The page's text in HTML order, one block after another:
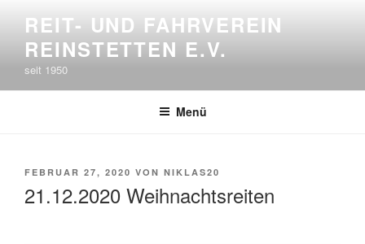
springen
REIT- UND FAHRVEREIN
REINSTETTEN E.V.
seit 1950
Menü
VERÖFFENTLICHT
FEBRUAR 27, 2020 VON NIKLAS20
21.12.2020 Weihnachtsreiten